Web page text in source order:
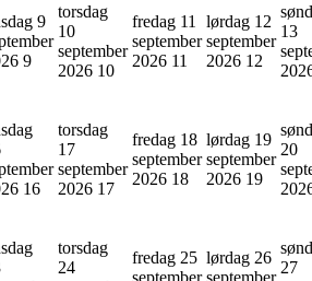
9
9
torsdag
10
september
2026 10
fredag 11
september
2026 11
lørdag 12
september
2026 12
13
16
torsdag
17
september
2026 17
fredag 18
september
2026 18
lørdag 19
september
2026 19
20
torsdag
24
fredag 25
september
lørdag 26
september
27